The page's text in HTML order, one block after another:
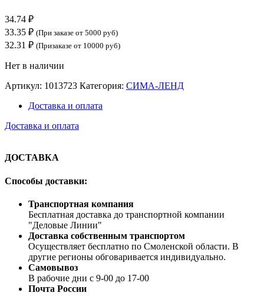
34.74 ₽
33.35 ₽ (При заказе от 5000 руб)
32.31 ₽ (Призаказе от 10000 руб)
Нет в наличии
Артикул: 1013723 Категория: СИМА-ЛЕНД
Доставка и оплата
Доставка и оплата
ДОСТАВКА
Способы доставки:
Транспортная компания
Бесплатная доставка до транспортной компании
"Деловые Линии"
Доставка собственным транспортом
Осуществляет бесплатно по Смоленской области. В
другие регионы обговаривается индивидуально.
Самовывоз
В рабочие дни с 9-00 до 17-00
Почта России